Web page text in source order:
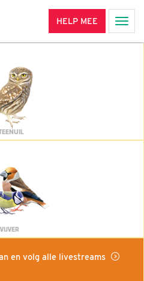
HELP MEE
VIJVER
en volg alle livestreams